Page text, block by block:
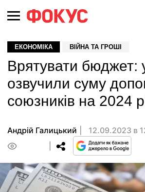
ЕКОНОМІКА ВІЙНА ТА ГРОШІ
Врятувати бюджет:
озвучили суму
союзників на 2024
Андрiй Галицький
12.09.2023 в